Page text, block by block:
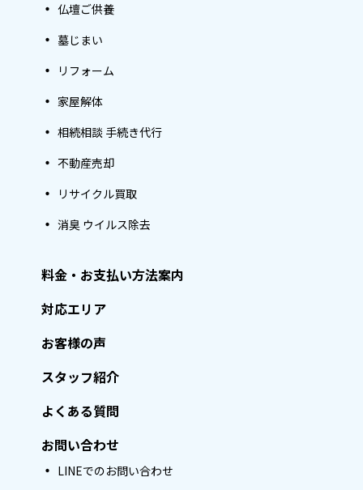
仏壇ご供養
墓じまい
リフォーム
家屋解体
相続相談 手続き代行
不動産売却
リサイクル買取
消臭 ウイルス除去
料金・お支払い方法案内
対応エリア
お客様の声
スタッフ紹介
よくある質問
お問い合わせ
LINEでのお問い合わせ